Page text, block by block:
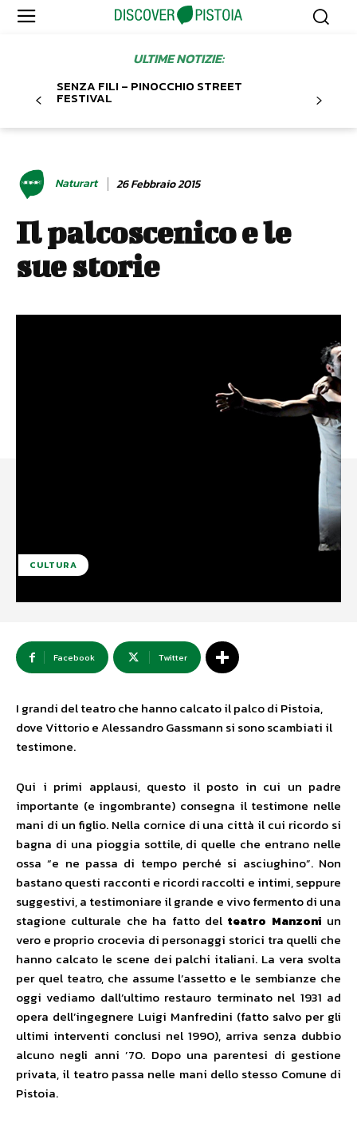
ULTIME NOTIZIE:
SENZA FILI – PINOCCHIO STREET
FESTIVAL
Naturart 26 Febbraio 2015
Il palcoscenico e le
sue storie
CULTURA
Facebook Twitter
I grandi del teatro che hanno calcato il palco di Pistoia,
dove Vittorio e Alessandro Gassmann si sono scambiati il
testimone.
Qui i primi applausi, questo il posto in cui un padre
importante (e ingombrante) consegna il testimone nelle
mani di un figlio. Nella cornice di una città il cui ricordo si
bagna di una pioggia sottile, di quelle che entrano nelle
ossa “e ne passa di tempo perché si asciughino”. Non
bastano questi racconti e ricordi raccolti e intimi, seppure
suggestivi, a testimoniare il grande e vivo fermento di una
stagione culturale che ha fatto del teatro Manzoni un
vero e proprio crocevia di personaggi storici tra quelli che
hanno calcato le scene dei palchi italiani. La vera svolta
per quel teatro, che assume l’assetto e le sembianze che
oggi vediamo dall’ultimo restauro terminato nel 1931 ad
opera dell’ingegnere Luigi Manfredini (fatto salvo per gli
ultimi interventi conclusi nel 1990), arriva senza dubbio
alcuno negli anni ’70. Dopo una parentesi di gestione
privata, il teatro passa nelle mani dello stesso Comune di
Pistoia.